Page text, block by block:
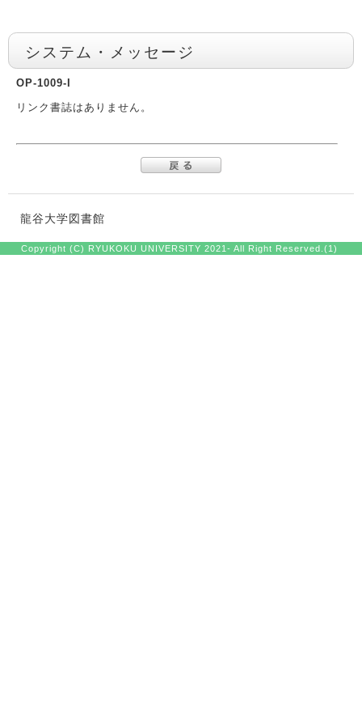
システム・メッセージ
OP-1009-I
リンク書誌はありません。
龍谷大学図書館
Copyright (C) RYUKOKU UNIVERSITY 2021- All Right Reserved.(1)